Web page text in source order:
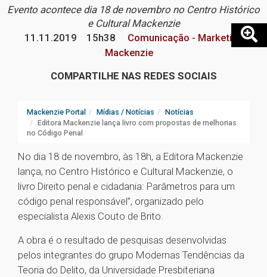
Evento acontece dia 18 de novembro no Centro Histórico
e Cultural Mackenzie
11.11.2019
15h38
Comunicação - Marketing
Mackenzie
COMPARTILHE NAS REDES SOCIAIS
Mackenzie Portal Mídias / Notícias
Notícias
Editora Mackenzie lança livro com propostas de melhorias
no Código Penal
No dia 18 de novembro, às 18h, a Editora Mackenzie
lança, no Centro Histórico e Cultural Mackenzie, o
livro Direito penal e cidadania: Parâmetros para um
código penal responsável”, organizado pelo
especialista Alexis Couto de Brito.
A obra é o resultado de pesquisas desenvolvidas
pelos integrantes do grupo Modernas Tendências da
Teoria do Delito, da Universidade Presbiteriana